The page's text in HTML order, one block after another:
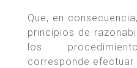
Que, en
principios de
los
corresponde